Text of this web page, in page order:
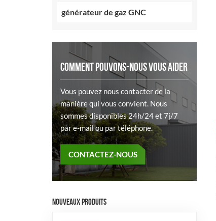
générateur de gaz GNC
COMMENT POUVONS-NOUS VOUS AIDER
Vous pouvez nous contacter de la
manière qui vous convient. Nous
sommes disponibles 24h/24 et 7j/7
par e-mail ou par téléphone.
CONTACTEZ-NOUS
NOUVEAUX PRODUITS